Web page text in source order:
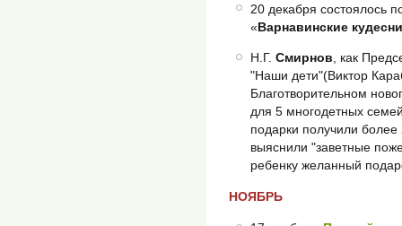
20 декабря состоялось
«Варнавинские
Н.Г. Смирнов, как
"Наши дети"(Виктор
Благотворительном
для 5 многодетных
подарки получили
выяснили "заветные
ребенку желанный
НОЯБРЬ